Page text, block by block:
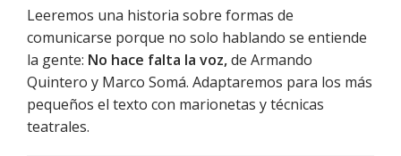
Leeremos una historia sobre formas de
comunicarse porque no solo hablando se entiende
la gente: No hace falta la voz,de Armando
Quintero y Marco Somá. Adaptaremos para los más
pequeños el texto con marionetas y técnicas
teatrales.